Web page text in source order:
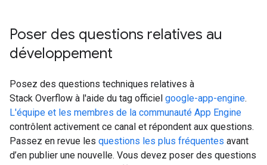
Poser des questions relatives au
développement
Posez des questions techniques relatives à
Stack Overflow à l'aide du tag officiel google-app-engine.
L'équipe et les membres de la communauté App Engine
contrôlent activement ce canal et répondent aux questions.
Passez en revue les questions les plus fréquentes avant
d’en publier une nouvelle. Vous devez poser des questions